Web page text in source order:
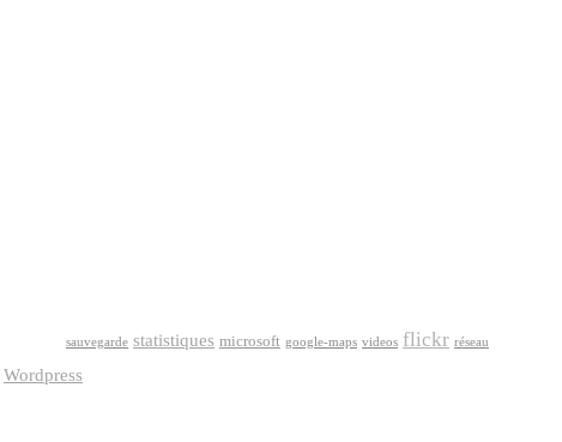
sauvegarde statistiques microsoft google-maps videos flickr réseau
Wordpress